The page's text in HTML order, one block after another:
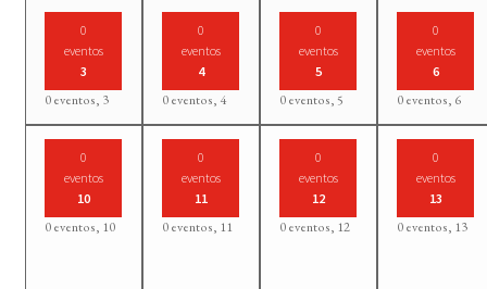
0
eventos
3
0 eventos, 3
0
eventos
4
0 eventos, 4
0
eventos
5
0 eventos,5
0
eventos
6
0 eventos, 6
0
eventos
10
0 eventos, 10
0
eventos
11
0 eventos, 11
0
eventos
12
0 eventos, 12
0
eventos
13
0 eventos, 13